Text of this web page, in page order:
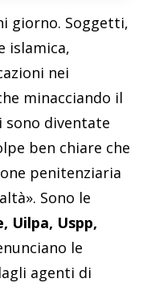
giorno. Soggetti,
islamica,
nei
minacciando il
sono diventate
ben chiare che
penitenziaria
Sono le
Uilpa, Uspp,
le
agenti di